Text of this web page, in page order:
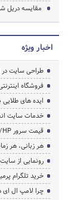
مقایسه دریل
اخبار ویژه
طراحی سایت در
فروشگاه
ایده های طلایی
خدمات سایت
قیمت سرور HP/بررسی و خرید سرور اچ پی
هر زبانی، هر
رونمایی از
خرید تلگرام
چرا لامپ ال